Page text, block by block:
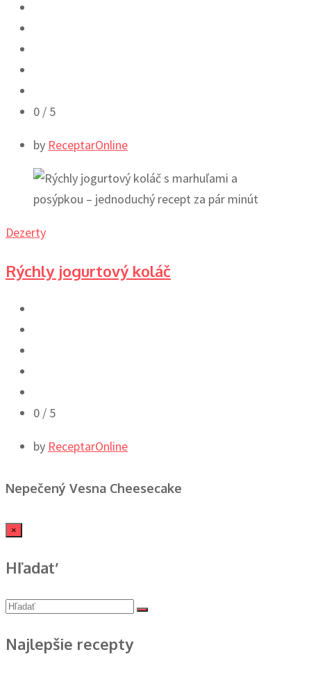
0 / 5
by ReceptarOnline
Dezerty
Rýchly jogurtový koláč
0 / 5
by ReceptarOnline
Nepečený Vesna Cheesecake
×
Hľadať
Najlepšie recepty